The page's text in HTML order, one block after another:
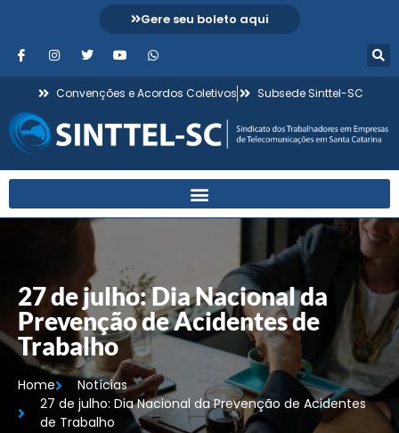
Gere seu boleto aqui
Convenções e Acordos Coletivos Subsede Sinttel-SC
27 de julho: Dia Nacional da
Prevenção de Acidentes de
Trabalho
Home
Notícias
27 de julho: Dia Nacional da Prevenção de Acidentes
de Trabalho